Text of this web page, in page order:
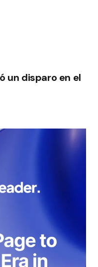
un disparo en el